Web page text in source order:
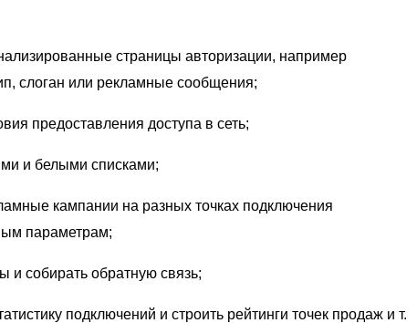
страницы авторизации, например
слоган или рекламные сообщения;
предоставления доступа в сеть;
и белыми списками;
кампании на разных точках подключения
параметрам;
и собирать обратную связь;
подключений и строить рейтинги точек продаж и т.